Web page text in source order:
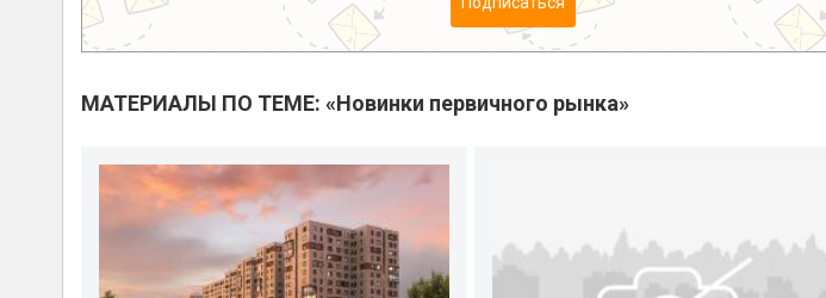
МАТЕРИАЛЫ ПО ТЕМЕ: «Новинки первичного рынка»